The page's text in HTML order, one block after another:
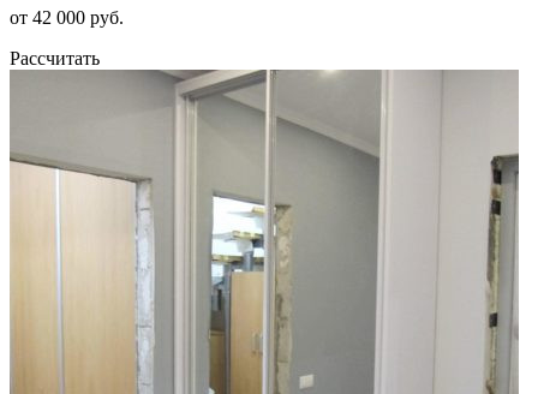
от 42 000 руб.
Рассчитать